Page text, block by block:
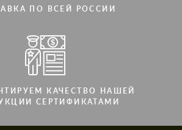
ПО ВСЕЙ РОССИИ
КАЧЕСТВО НАШЕЙ
СЕРТИФИКАТАМИ